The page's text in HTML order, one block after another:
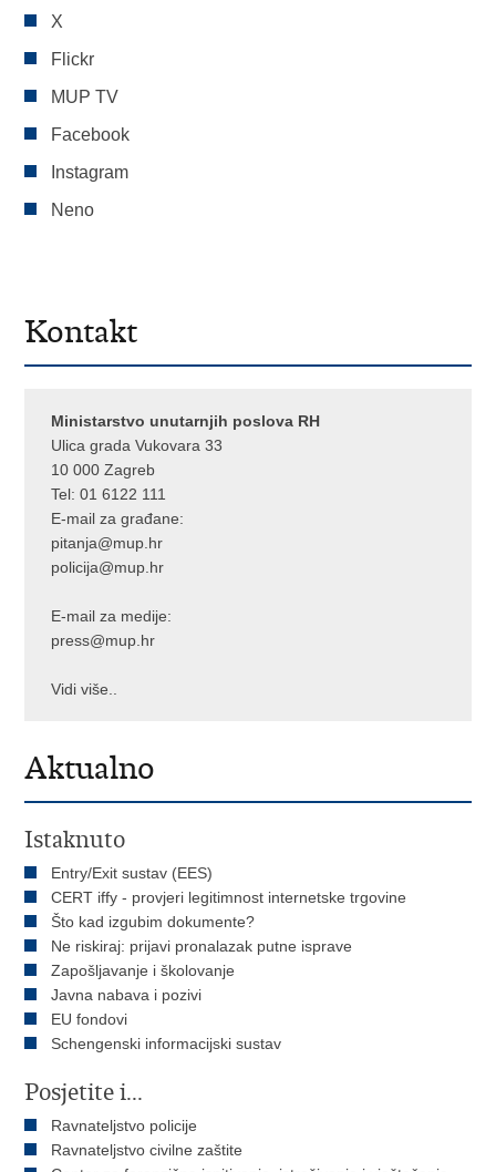
X
Flickr
MUP TV
Facebook
Instagram
Neno
Kontakt
Ministarstvo unutarnjih poslova RH
Ulica grada Vukovara 33
10 000 Zagreb
Tel:01 6122 111
E-mail za građane:
pitanja@mup.hr
policija@mup.hr
E-mail za medije:
press@mup.hr
Vidi više..
Aktualno
Istaknuto
Entry/Exit sustav (EES)
CERT iffy - provjeri legitimnost internetske trgovine
Što kad izgubim dokumente?
Ne riskiraj: prijavi pronalazak putne isprave
Zapošljavanje i školovanje
Javna nabava i pozivi
EU fondovi
Schengenski informacijski sustav
Posjetite i...
Ravnateljstvo policije
Ravnateljstvo civilne zaštite